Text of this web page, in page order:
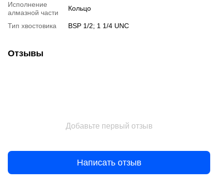
Исполнение
алмазной части
Кольцо
Тип хвостовика BSP 1/2; 1 1/4 UNC
Отзывы
Добавьте первый отзыв
Написать отзыв